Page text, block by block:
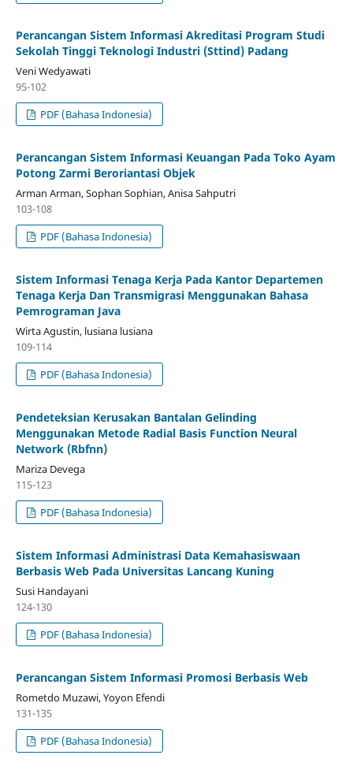
Perancangan Sistem Informasi Akreditasi Program Studi
Sekolah Tinggi Teknologi Industri (Sttind) Padang
Veni Wedyawati
95-102
PDF (Bahasa Indonesia)
Perancangan Sistem Informasi Keuangan Pada Toko Ayam
Potong Zarmi Beroriantasi Objek
Arman Arman, Sophan Sophian, Anisa Sahputri
103-108
PDF (Bahasa Indonesia)
Sistem Informasi Tenaga Kerja Pada Kantor Departemen
Tenaga Kerja Dan Transmigrasi Menggunakan Bahasa
Pemrograman Java
Wirta Agustin, lusiana lusiana
109-114
PDF (Bahasa Indonesia)
Pendeteksian Kerusakan Bantalan Gelinding
Menggunakan Metode Radial Basis Function Neural
Network (Rbfnn)
Mariza Devega
115-123
PDF (Bahasa Indonesia)
Sistem Informasi Administrasi Data Kemahasiswaan
Berbasis Web Pada Universitas Lancang Kuning
Susi Handayani
124-130
PDF (Bahasa Indonesia)
Perancangan Sistem Informasi Promosi Berbasis Web
Rometdo Muzawi, Yoyon Efendi
131-135
PDF (Bahasa Indonesia)